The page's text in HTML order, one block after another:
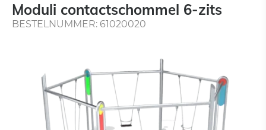
Moduli contactschommel 6-zits
BESTELNUMMER: 61020020